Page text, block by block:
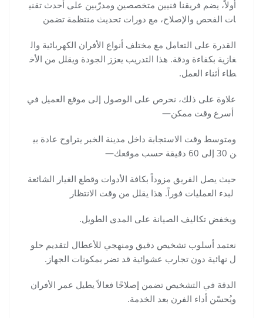
أولاً، يضم فريقنا فنيين متخصصين ومدرّبين على أحدث تقني
ات الفحص والإصلاح، مع دورات تحديث منتظمة تضمن
القدرة على التعامل مع مختلف أنواع الأفران الكهربائية وال
غازية بكفاءة ودقة. هذا التدريب يعزز الجودة ويقلل من الأخ
طاء أثناء العمل.
علاوة على ذلك، نحرص على الوصول إلى موقع العميل في
أسرع وقت ممكن—
ومتوسط وقت الاستجابة داخل مدينة الخبر يتراوح عادة بي
ن 30 إلى 60 دقيقة حسب موقعك—
حيث يصل الفريق مزوداً بكافة الأدوات وقطع الغيار الشائعة
لبدء العمليات فوراً. هذا يقلل من وقت الانتظار
ويخفض تكاليف الصيانة على المدى الطويل.
نعتمد أسلوب تشخيص دقيق ومنهجي للأعطال لتقديم حلو
ل نهائية دون تجارب عشوائية قد تضر بمكونات الجهاز.
الدقة في التشخيص تضمن إصلاحًا فعالاً يطيل عمر الأفران
ويُحسّن أداء الفرن بعد الخدمة.